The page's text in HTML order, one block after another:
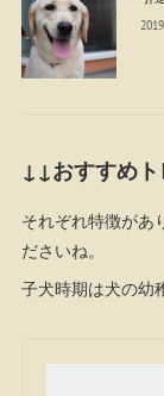
↓↓おすすめ
それぞれ特徴があ
ださいね。
子犬時期は犬の幼